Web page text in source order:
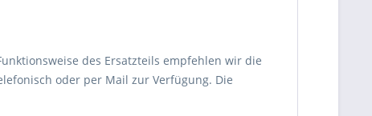
des Ersatzteils empfehlen wir die
oder per Mail zur Verfügung. Die